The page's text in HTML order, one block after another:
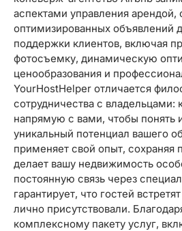
аспектами управления арендой,
оптимизированных объявлений
поддержки клиентов, включая
фотосъемку, динамическую
ценообразования и
YourHostHelper отличается
сотрудничества с владельцами:
напрямую с вами, чтобы понять
уникальный потенциал вашего
применяет свой опыт, сохраняя
делает вашу недвижимость
постоянную связь через
гарантирует, что гостей
лично присутствовали.
комплексному пакету услуг,